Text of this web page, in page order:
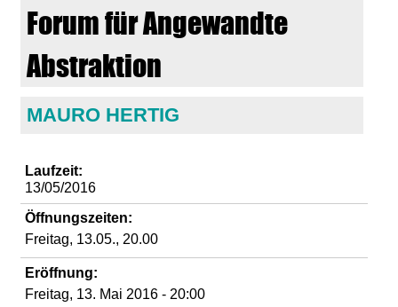
m
e
n
Forum für Angewandte
Abstraktion
MAURO HERTIG
Laufzeit:
13/05/2016
Öffnungszeiten:
Freitag, 13.05., 20.00
Eröffnung:
Freitag, 13. Mai 2016 - 20:00